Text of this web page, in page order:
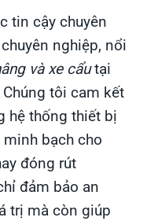
tin cậy chuyên
nghiệp, nổi
và xe cẩutại
tôi cam kết
hệ thống thiết bị
bạch cho
đóng rút
đảm bảo an
trị mà còn giúp